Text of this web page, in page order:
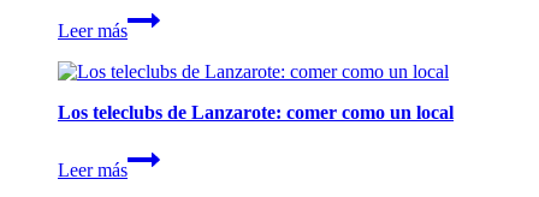
elegir
bien
tu
Leer más
Lanzarote
en
días:
itinerario
haría
un
Los teleclubs de Lanzarote: comer como un local
Leer más
Los
teleclubs